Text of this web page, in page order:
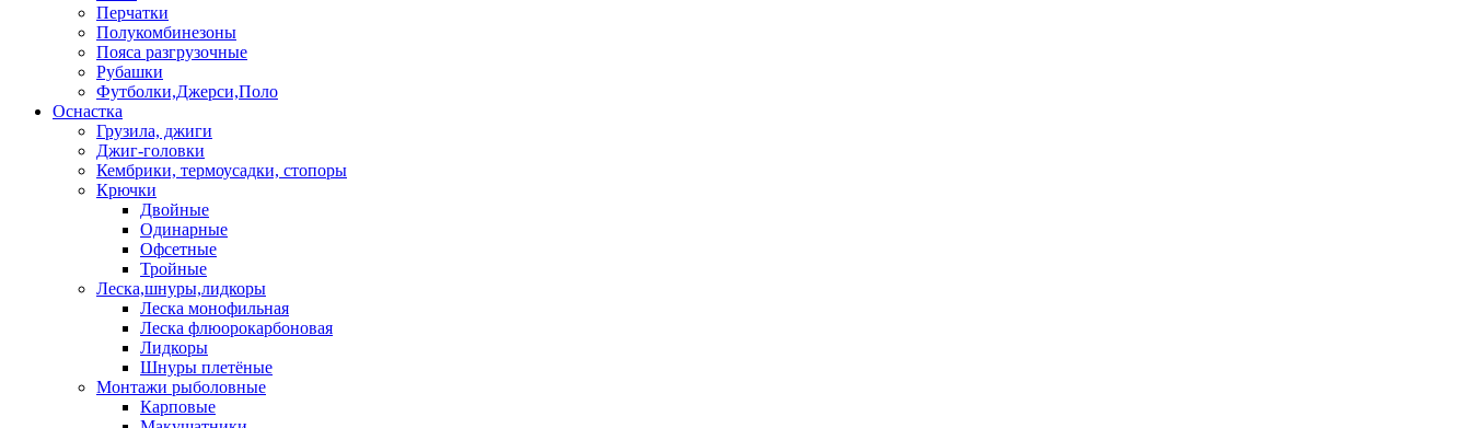
Перчатки
Полукомбинезоны
Пояса разгрузочные
Рубашки
Футболки,Джерси,Поло
Оснастка
Грузила, джиги
Джиг-головки
Кембрики, термоусадки, стопоры
Крючки
Двойные
Одинарные
Офсетные
Тройные
Леска,шнуры,лидкоры
Леска монофильная
Леска флюорокарбоновая
Лидкоры
Шнуры плетёные
Монтажи рыболовные
Карповые